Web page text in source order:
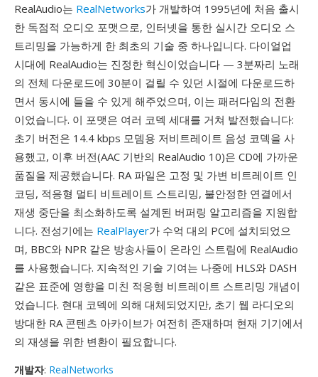
RealAudio는 RealNetworks가 개발하여 1995년에 처음 출시
한 독점적 오디오 포맷으로, 인터넷을 통한 실시간 오디오 스
트리밍을 가능하게 한 최초의 기술 중 하나입니다. 다이얼업
시대에 RealAudio는 진정한 혁신이었습니다 — 3분짜리 노래
의 전체 다운로드에 30분이 걸릴 수 있던 시절에 다운로드하
면서 동시에 들을 수 있게 해주었으며, 이는 패러다임의 전환
이었습니다. 이 포맷은 여러 코덱 세대를 거쳐 발전했습니다:
초기 버전은 14.4 kbps 모뎀용 저비트레이트 음성 코덱을 사
용했고, 이후 버전(AAC 기반의 RealAudio 10)은 CD에 가까운
품질을 제공했습니다. RA 파일은 고정 및 가변 비트레이트 인
코딩, 적응형 멀티 비트레이트 스트리밍, 불안정한 연결에서
재생 중단을 최소화하도록 설계된 버퍼링 알고리즘을 지원합
니다. 전성기에는 RealPlayer가 수억 대의 PC에 설치되었으
며, BBC와 NPR 같은 방송사들이 온라인 스트림에 RealAudio
를 사용했습니다. 지속적인 기술 기여는 나중에 HLS와 DASH
같은 표준에 영향을 미친 적응형 비트레이트 스트리밍 개념이
었습니다. 현대 코덱에 의해 대체되었지만, 초기 웹 라디오의
방대한 RA 콘텐츠 아카이브가 여전히 존재하며 현재 기기에서
의 재생을 위한 변환이 필요합니다.
개발자: RealNetworks